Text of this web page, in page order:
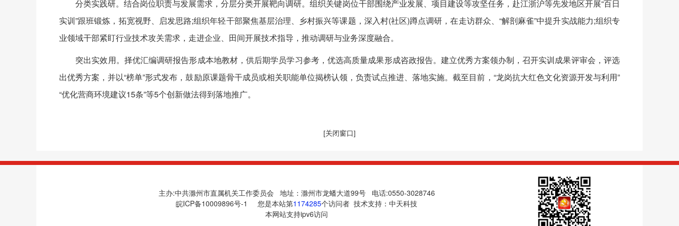
分类实践研。结合岗位职责与发展需求，分层分类开展靶向调研。组织关键岗位干部围绕产业发展、项目建设等攻坚任务，赴江浙沪等先发地区开展“百日
实训”跟班锻炼，拓宽视野、启发思路;组织年轻干部聚焦基层治理、乡村振兴等课题，深入村(社区)蹲点调研，在走访群众、“解剖麻雀”中提升实战能力;组织专
业领域干部紧盯行业技术攻关需求，走进企业、田间开展技术指导，推动调研与业务深度融合。
突出实效用。择优汇编调研报告形成本地教材，供后期学员学习参考，优选高质量成果形成咨政报告。建立优秀方案领办制，召开实训成果评审会，评选
出优秀方案，并以“榜单”形式发布，鼓励原课题骨干成员或相关职能单位揭榜认领，负责试点推进、落地实施。截至目前，“龙岗抗大红色文化资源开发与利用”
“优化营商环境建议15条”等5个创新做法得到落地推广。
[关闭窗口]
主办:中共滁州市直属机关工作委员会 地址：滁州市龙蟠大道99号 电话:0550-3028746
皖ICP备10009896号-1
您是本站第1174285个访问者 技术支持： 中天科技
本网站支持ipv6访问